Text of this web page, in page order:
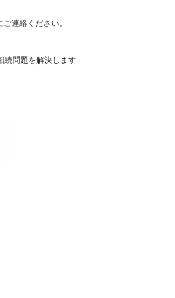
連絡ください。
続問題を解決します